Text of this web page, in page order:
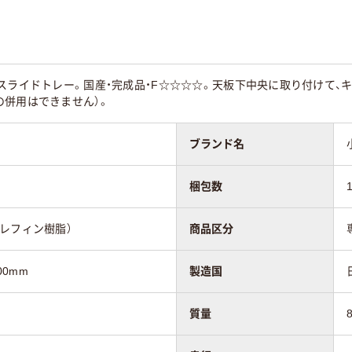
ライドトレー。国産・完成品・F☆☆☆☆。天板下中央に取り付けて、
用はできません）。
ブランド名
梱包数
フィン樹脂） 商品区分
製造国
質量